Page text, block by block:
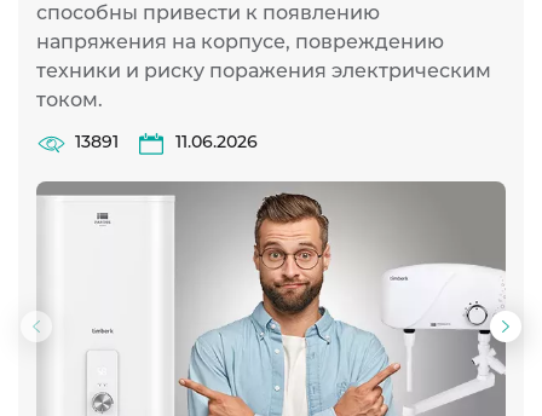
способны привести к появлению
напряжения на корпусе, повреждению
техники и риску поражения электрическим
током.
13891 11.06.2026
Предыдущий